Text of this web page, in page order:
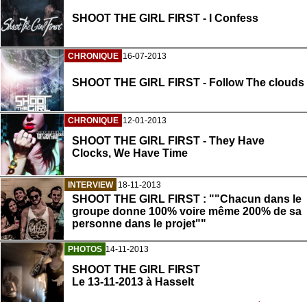
SHOOT THE GIRL FIRST - I Confess
CHRONIQUE 16-07-2013
SHOOT THE GIRL FIRST - Follow The clouds
CHRONIQUE 12-01-2013
SHOOT THE GIRL FIRST - They Have
Clocks, We Have Time
INTERVIEW 18-11-2013
SHOOT THE GIRL FIRST : ""Chacun dans le
groupe donne 100% voire même 200% de sa
personne dans le projet""
PHOTOS 14-11-2013
SHOOT THE GIRL FIRST
Le 13-11-2013 à Hasselt